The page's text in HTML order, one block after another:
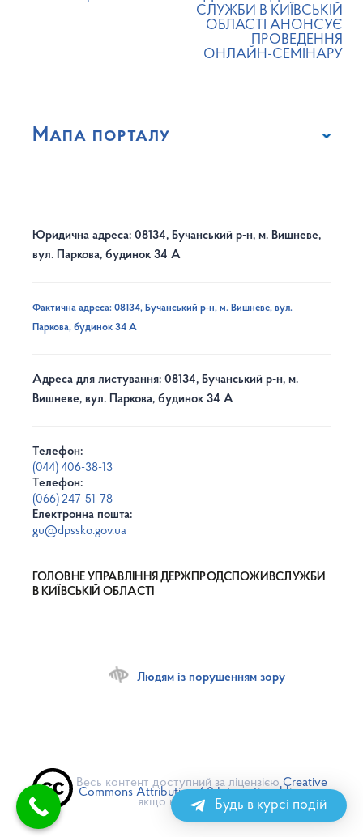
СЛУЖБИ В КИЇВСЬКІЙ
ОБЛАСТІ АНОНСУЄ
ПРОВЕДЕННЯ
ОНЛАЙН-СЕМІНАРУ
Мапа порталу
Юридична адреса: 08134, Бучанський р-н, м. Вишневе,
вул. Паркова, будинок 34 А
Фактична адреса: 08134, Бучанський р-н, м. Вишневе, вул.
Паркова, будинок 34 А
Адреса для листування: 08134, Бучанський р-н, м.
Вишневе, вул. Паркова, будинок 34 А
Телефон:
(044) 406-38-13
Телефон:
(066) 247-51-78
Електронна пошта:
gu@dpssko.gov.ua
ГОЛОВНЕ УПРАВЛІННЯ ДЕРЖПРОДСПОЖИВСЛУЖБИ
В КИЇВСЬКІЙ ОБЛАСТІ
Людям із порушенням зору
Весь контент доступний за ліцензією Creative
Commons Attribution 4.0 International license,
якщо не зазначено іншеБудь в курсі подій